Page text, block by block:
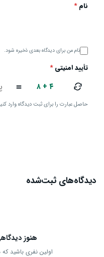
نام*
نام من برای دیدگاه بعدی ذخیره شود.
تأیید امنیتی*
۸ + ۴ =
حاصل عبارت را برای ثبت دیدگاه وارد
دیدگاه‌های ثبت‌شده
هنوز
اولین نفری باشید